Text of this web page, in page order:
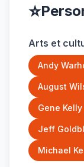
⭐
Arts et
Andy
August
Gene
Jeff
Michael